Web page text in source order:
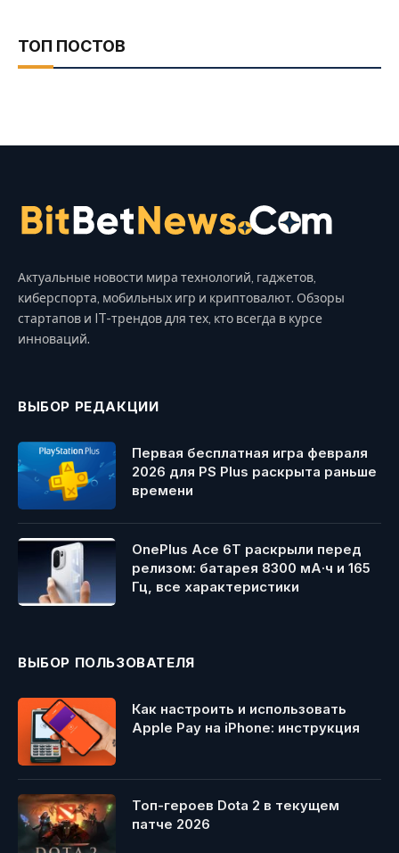
ТОП ПОСТОВ
Актуальные новости мира технологий, гаджетов,
киберспорта, мобильных игр и криптовалют. Обзоры
стартапов и IT-трендов для тех, кто всегда в курсе
инноваций.
ВЫБОР РЕДАКЦИИ
Первая бесплатная игра февраля
2026 для PS Plus раскрыта раньше
времени
OnePlus Ace 6T раскрыли перед
релизом: батарея 8300 мА·ч и 165
Гц, все характеристики
ВЫБОР ПОЛЬЗОВАТЕЛЯ
Как настроить и использовать
Apple Pay на iPhone: инструкция
Топ-героев Dota 2 в текущем
патче 2026